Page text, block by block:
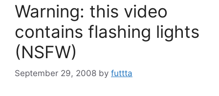
Warning: this video
contains flashing lights
(NSFW)
September 29, 2008 by futtta